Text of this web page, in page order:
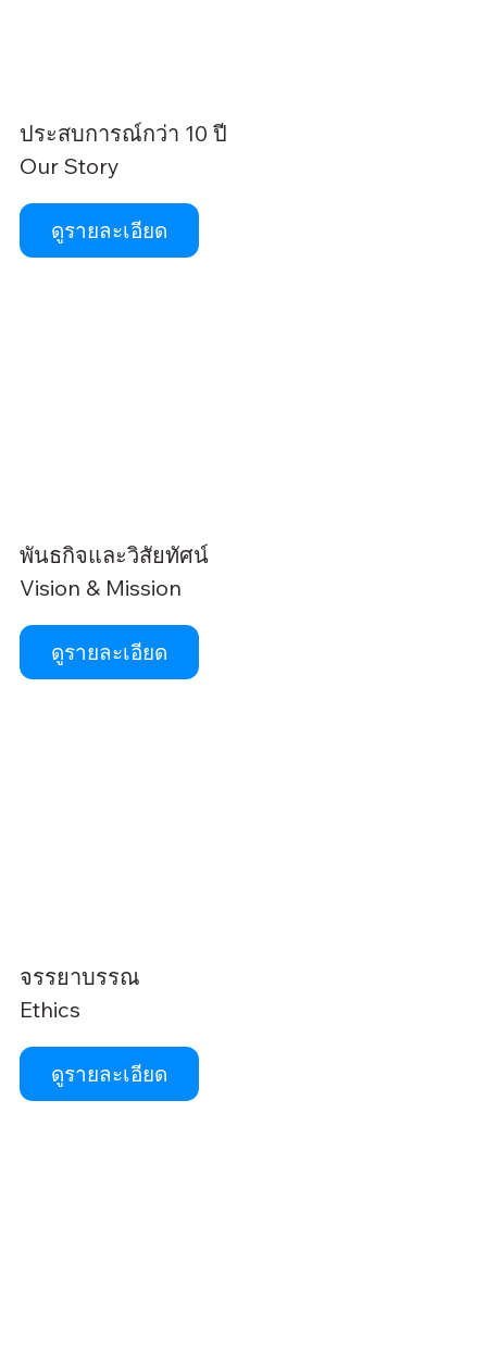
ประสบการณ์กว่า 10 ปี
Our Story
ดูรายละเอียด
พันธกิจและวิสัยทัศน์
Vision & Mission
ดูรายละเอียด
จรรยาบรรณ
Ethics
ดูรายละเอียด